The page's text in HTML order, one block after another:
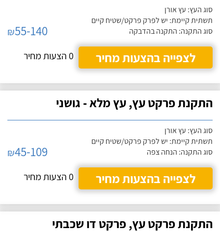
סוג העץ: עץ אורן
תשתית קיימת: יש לפרק פרקט/שטיח קיים
סוג התקנה: התקנה בהדבקה
₪55-140
לצפייה בהצעות מחיר
0 הצעות מחיר
התקנת פרקט עץ, עץ מלא - גושני
סוג העץ: עץ אורן
תשתית קיימת: יש לפרק פרקט/שטיח קיים
סוג התקנה: הנחה צפה
₪45-109
לצפייה בהצעות מחיר
0 הצעות מחיר
התקנת פרקט עץ, פרקט דו שכבתי